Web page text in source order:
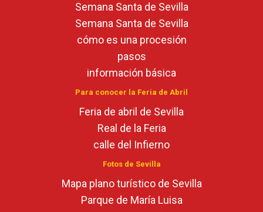
Semana Santa de Sevilla
Semana Santa de Sevilla
cómo es una procesión
pasos
información básica
Para conocer la Feria de Abril
Feria de abril de Sevilla
Real de la Feria
calle del Infierno
Fotos de Sevilla
Mapa plano turístico de Sevilla
Parque de María Luisa